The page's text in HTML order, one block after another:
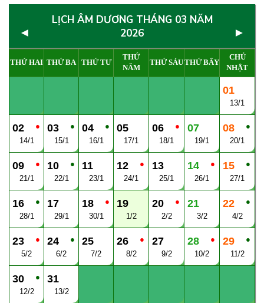
◄
LỊCH ÂM DƯƠNG THÁNG 03 NĂM
2026
►
THỨ HAI THỨ BA THỨ TƯ
THỨ
NĂM
THỨ SÁUTHỨ BẨY
CHỦ
NHẬT
01
13/1
●
02
14/1
●
03
15/1
●
04
16/1
05
17/1
●
06
18/1
07
19/1
●
08
20/1
●
09
21/1
●
10
22/1
11
23/1
●
12
24/1
13
25/1
●
14
26/1
●
15
27/1
●
16
28/1
17
29/1
●
18
30/1
19
1/2
●
20
2/2
21
3/2
●
22
4/2
●
23
5/2
●
24
6/2
25
7/2
●
26
8/2
27
9/2
●
28
10/2
●
29
11/2
●
30
12/2
31
13/2